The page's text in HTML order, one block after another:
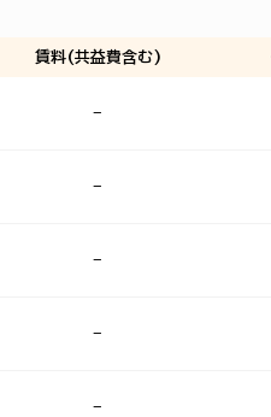
賃料(共益費含む)
−
−
−
−
−